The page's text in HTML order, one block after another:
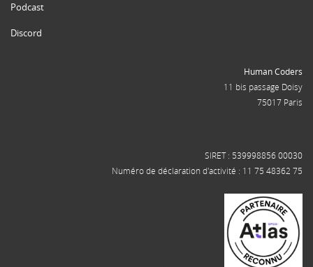
Podcast
Discord
Human Coders
11 bis passage Doisy
75017 Paris
SIRET : 539998856 00030
Numéro de déclaration d'activité : 11 75 48362 75